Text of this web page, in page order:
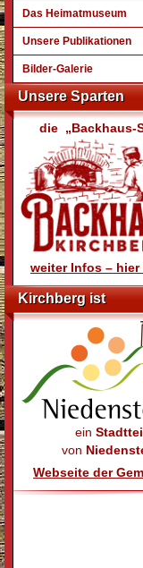
Das Heimatmuseum
Unsere Publikationen
Bilder-Galerie
Unsere Sparten
die „Backhaus-
weiter Infos –
Kirchberg ist
ein
von
Webseite der